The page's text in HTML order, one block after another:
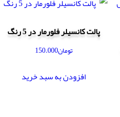
پالت کانسیلر فلورمار در 5 رنگ
تومان150.000
افزودن به سبد خرید